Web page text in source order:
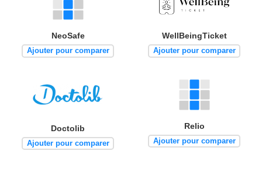
NeoSafe
Ajouter pour comparer
WellBeingTicket
Ajouter pour comparer
Doctolib
Ajouter pour comparer
Relio
Ajouter pour comparer